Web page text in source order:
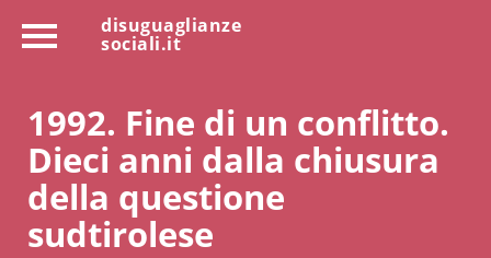
disuguaglianze
sociali.it
1992. Fine di un conflitto.
Dieci anni dalla chiusura
della questione
sudtirolese